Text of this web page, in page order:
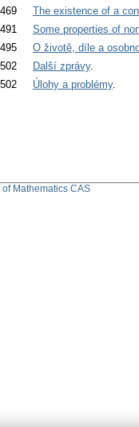
The existence of a
Some properties of
O životě, díle a
Další zprávy.
502
Úlohy a problémy.
of Mathematics CAS